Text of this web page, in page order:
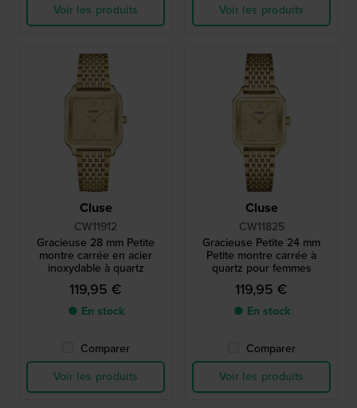
Voir les produits
Voir les produits
Cluse
CW11912
Gracieuse 28 mm Petite
montre carrée en acier
inoxydable à quartz
119,95 €
● En stock
Comparer
Voir les produits
Cluse
CW11825
Gracieuse Petite 24 mm
Petite montre carrée à
quartz pour femmes
119,95 €
● En stock
Comparer
Voir les produits